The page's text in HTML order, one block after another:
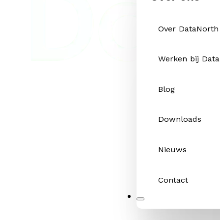
Over DataNorth
Werken bij
Blog
Downloads
Nieuws
Contact